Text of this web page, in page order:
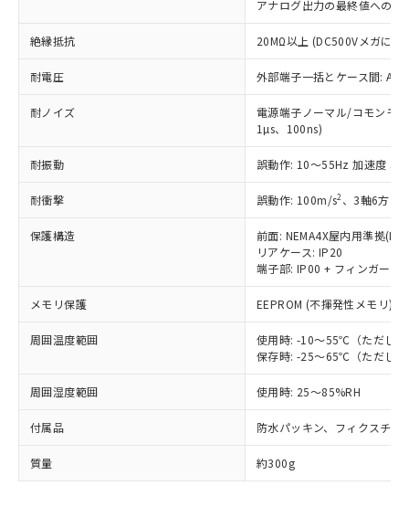
アナログ出力の最終値への収
絶縁抵抗 20MΩ以上 (DC500Vメガにて)
耐電圧 外部端子一括とケース間:
耐ノイズ
電源端子ノーマル/コモンモ
1µs、100ns)
耐振動 誤動作: 10～55Hz 加速度
耐衝撃 誤動作: 100m/s2 、3軸6方向
保護構造
前面: NEMA4X屋内用準拠
リアケース: IP20
端子部: IP00 + フィンガープ
メモリ保護 EEPROM (不揮発性メモリ)
周囲温度範囲
使用時: -10～55℃（ただし
保存時: -25～65℃（ただし
周囲湿度範囲 使用時: 25～85%RH
付属品 防水パッキン、フィクスチ
質量 約300g
正式な納期状況および標準価格はお客
様のお取引先、またはお客様担当のオ
ムロン制御機器販売店・当社販売員に
オムロン制御機器販売店や当社販売拠
」をご確認
在庫状況および標準価格結果を当社の
事前の承諾なく第三者に漏洩または開
示しないようお願いします。
マイパーツ機能（部品リスト作成サー
ビス）をご利用いただくには、I-Web
メンバーズにご登録されている必要が
お客様が当ウェブサイト上で当社にご
登録された部品リストについて、当社
および当社の共同利用者が、当社の製
品・サービスに関するお客様との取
引・商談に必要な範囲で利用すること
※当社の共同利用者とは、"個人情報
の「1.共同利
用者の範囲」に記載されている法人を
ル) (DEHP)(別名：DOP) 1000ppm以下、フタル酸ブチ
ルベンジル（BBP） 1000ppm以下、フタル酸ジブチル
（DBP） 1000ppm以下、フタル酸ジイソブチル
(DIBP) 1000ppm以下
但し、RoHS指令で産業用監視および制御機器に対する
フタル酸エステル類の４物質については閾値を超える意
図的な使用がないことを確認しています。
部品在庫の切り替え状況などにより、予定
月が前後することがあります。
※3 非含有証明書ダウンロード
下記の非含有証明書をダウンロードするこ
とができます。
EU RoHS指令（10物質）の非含有証明書
51物質の非含有証明書（当社基準）
※本証明書は発行日時点で非含有を証明す
るもので、過去に遡って非含有を証明する
また、RoHS指令のフタル酸エステル類４
DBP(フタル酸ジブチル) : 1000ppm、 DIBP(フタル酸ジ
イソブチル) : 1000ppm、 BBP(フタル酸ブチルベンジ
※2 環境保護使用期限
「ｅ」：有害物質（10物質）のすべてが基
準値以下であることを示します。
「10」：通常の使用状況下において有害物
質が外部に漏えいし、環境に深刻な影響を
及ぼさない年数を意味します。
「－」：未確認です。当社販売部門へお問
当社は規制貨物を破棄する場合は、完
全に破砕するなど、違法に輸出されな
いよう必要な手段を講じます。
当社は貴社製品を、核兵器、ミサイ
ル、化学兵器、生物兵器またはその他
武器並びにこれらの製造装置等に一切
当社は、貴社製品を第三者に販売する
場合は、上記1、2および3の内容を当
該第三者に通知します。また当社は、
販売先および販売に係わる関係者が違
法に輸出するおそれがある場合は、取
キャンセル
一定数には満たないが在庫あり
在庫なし(最新の在庫状況につ
いては、お客様のお取引先、ま
たはお客様担当のオムロン制御
機器販売店・当社販売員にご確
受注生産機種、また在庫状況の
情報を公開していない機種